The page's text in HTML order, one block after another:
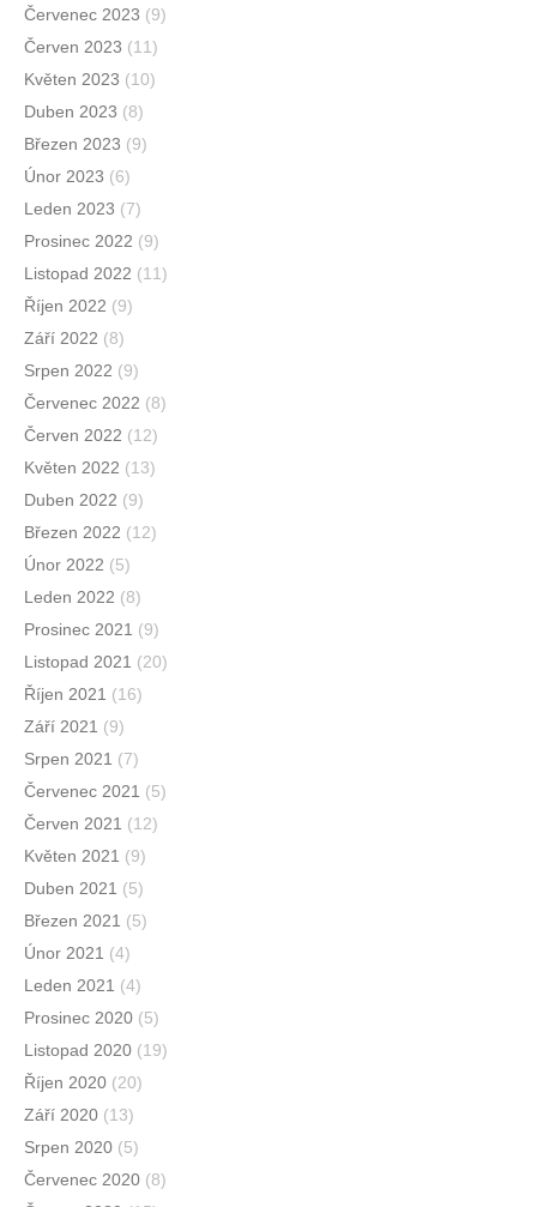
Červenec 2023 (9)
Červen 2023 (11)
Květen 2023 (10)
Duben 2023 (8)
Březen 2023 (9)
Únor 2023 (6)
Leden 2023 (7)
Prosinec 2022 (9)
Listopad 2022 (11)
Říjen 2022 (9)
Září 2022 (8)
Srpen 2022 (9)
Červenec 2022 (8)
Červen 2022 (12)
Květen 2022 (13)
Duben 2022 (9)
Březen 2022 (12)
Únor 2022 (5)
Leden 2022 (8)
Prosinec 2021 (9)
Listopad 2021 (20)
Říjen 2021 (16)
Září 2021 (9)
Srpen 2021 (7)
Červenec 2021 (5)
Červen 2021 (12)
Květen 2021 (9)
Duben 2021 (5)
Březen 2021 (5)
Únor 2021 (4)
Leden 2021 (4)
Prosinec 2020 (5)
Listopad 2020 (19)
Říjen 2020 (20)
Září 2020 (13)
Srpen 2020 (5)
Červenec 2020 (8)